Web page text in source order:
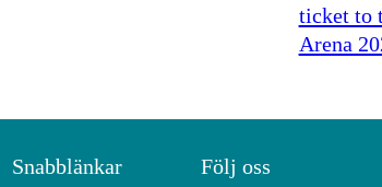
ticket to
Arena
Snabblänkar Följ oss